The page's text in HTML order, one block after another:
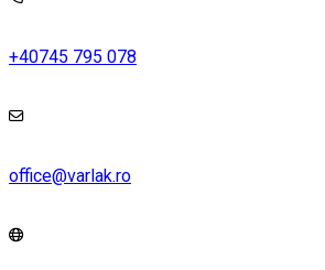
+40745 795 078
office@varlak.ro